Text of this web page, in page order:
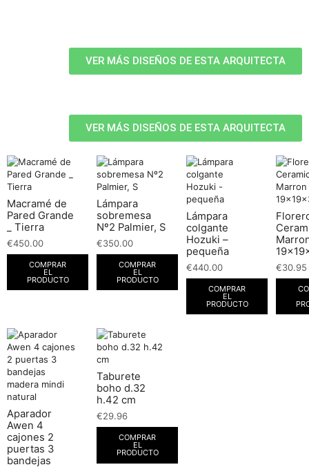
VER MÁS DISEÑOS DE ESTA ARQUITECTA
VER MÁS DISEÑOS DE ESTA ARQUITECTA
Macramé de
Pared Grande
_ Tierra
€450.00
COMPRAR
EL
PRODUCTO
Lámpara
sobremesa
Nº2 Palmier, S
€350.00
COMPRAR
EL
PRODUCTO
Lámpara
colgante
Hozuki –
pequeña
€440.00
COMPRAR
EL
PRODUCTO
€30.95
Aparador
Awen 4
cajones 2
puertas 3
bandejas
Taburete
boho d.32
h.42 cm
€29.96
COMPRAR
EL
PRODUCTO